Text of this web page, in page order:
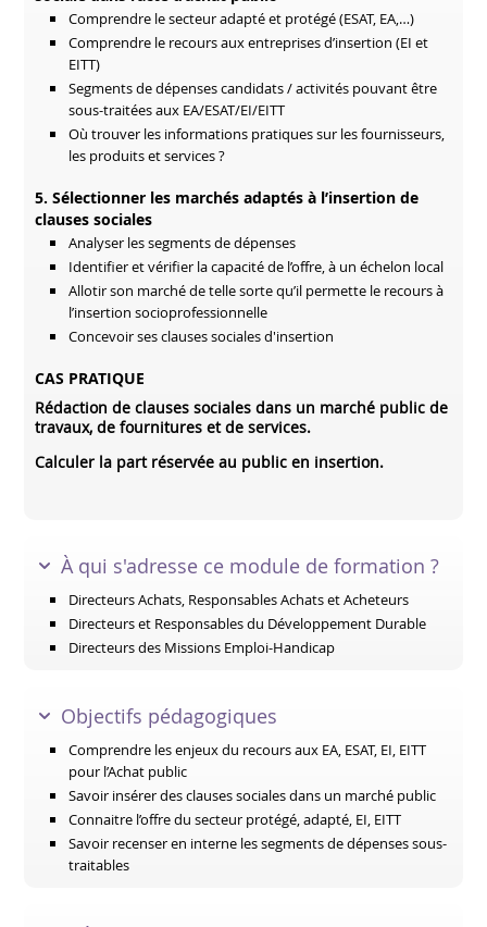
Comprendre le secteur adapté et protégé (ESAT, EA,…)
Comprendre le recours aux entreprises d’insertion (EI et
EITT)
Segments de dépenses candidats / activités pouvant être
sous-traitées aux EA/ESAT/EI/EITT
Où trouver les informations pratiques sur les fournisseurs,
les produits et services ?
5. Sélectionner les marchés adaptés à l’insertion de
clauses sociales
Analyser les segments de dépenses
Identifier et vérifier la capacité de l’offre, à un échelon local
Allotir son marché de telle sorte qu’il permette le recours à
l’insertion socioprofessionnelle
Concevoir ses clauses sociales d'insertion
CAS PRATIQUE
Rédaction de clauses sociales dans un marché public de
travaux, de fournitures et de services.
Calculer la part réservée au public en insertion.
À qui s'adresse ce module de formation ?
Directeurs Achats, Responsables Achats et Acheteurs
Directeurs et Responsables du Développement Durable
Directeurs des Missions Emploi-Handicap
Objectifs pédagogiques
Comprendre les enjeux du recours aux EA, ESAT, EI, EITT
pour l’Achat public
Savoir insérer des clauses sociales dans un marché public
Connaitre l’offre du secteur protégé, adapté, EI, EITT
Savoir recenser en interne les segments de dépenses sous-
traitables